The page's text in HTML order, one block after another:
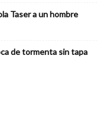
Taser a un hombre
de tormenta sin tapa